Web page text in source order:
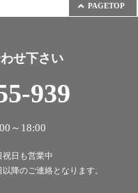
PAGETOP
せ下さい
939
～18:00
日も営業中
降のご連絡となります。